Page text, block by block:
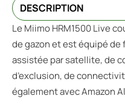
DESCRIPTION
Le Miimo HRM1500 Live
de gazon et est équipé
assistée par satellite, de
d’exclusion, de
également avec Amazon